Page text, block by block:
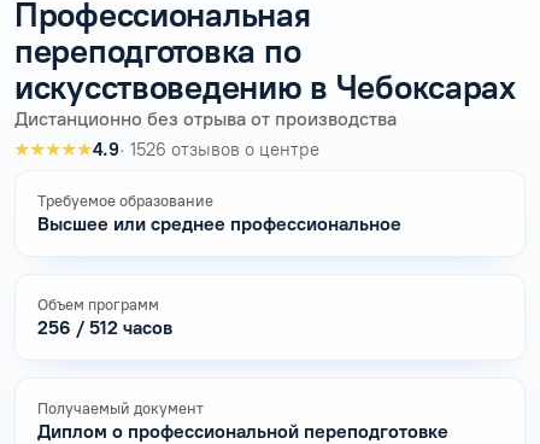
Профессиональная
переподготовка по
искусствоведению в Чебоксарах
Дистанционно без отрыва от производства
★★★★★4.9· 1526 отзывов о центре
Требуемое образование
Высшее или среднее профессиональное
Объем программ
256 / 512 часов
Получаемый документ
Диплом о профессиональной переподготовке